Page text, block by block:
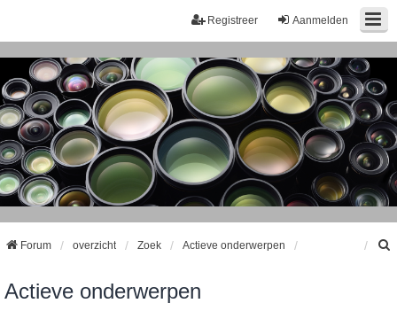
Aanmelden
Registreer
Forum overzicht Zoek Actieve onderwerpen
Actieve onderwerpen